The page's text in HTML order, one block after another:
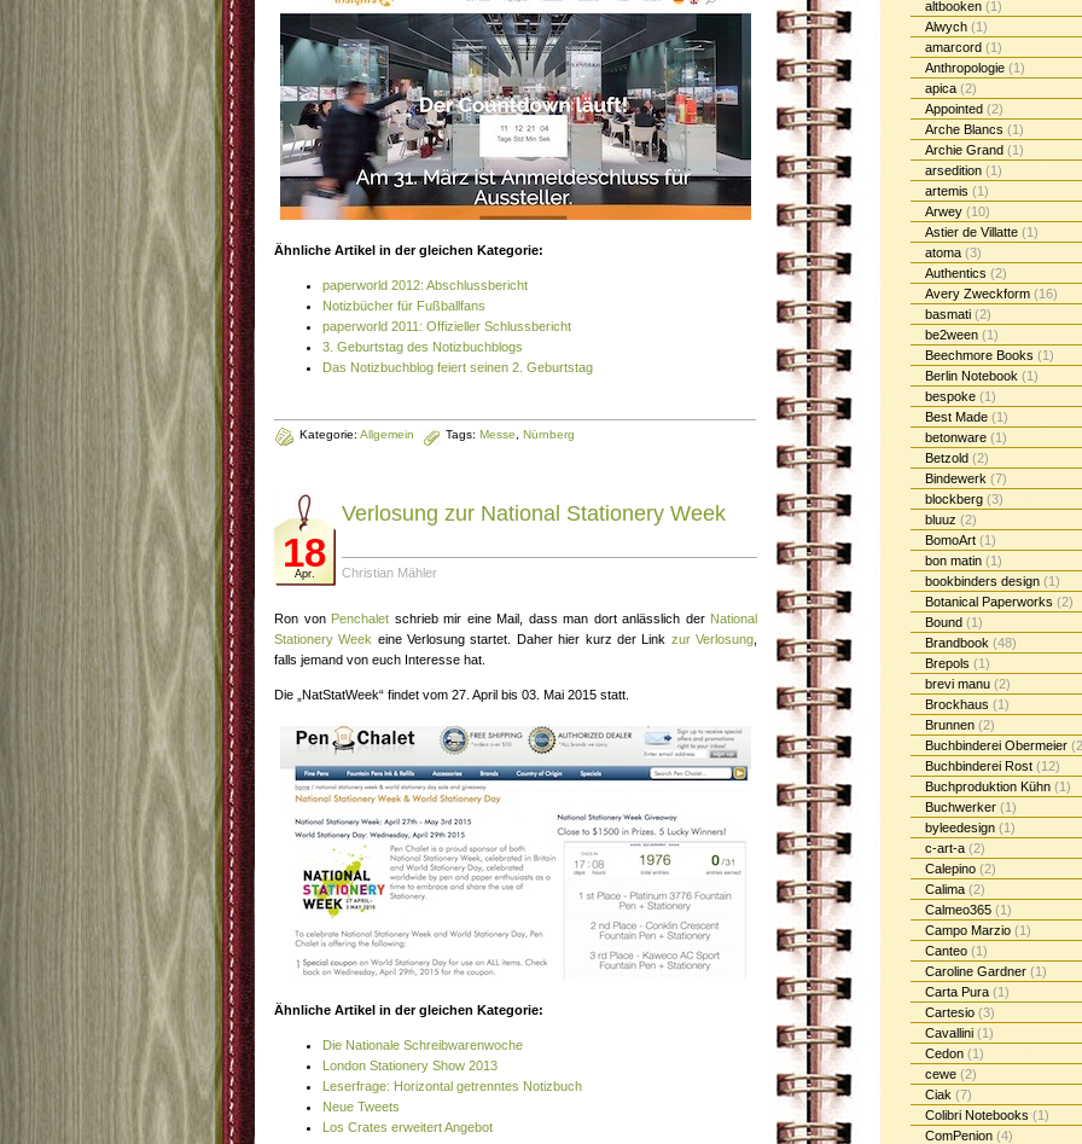
Ähnliche Artikel in der gleichen Kategorie:
paperworld 2012: Abschlussbericht
Notizbücher für Fußballfans
paperworld 2011: Offizieller Schlussbericht
3. Geburtstag des Notizbuchblogs
Das Notizbuchblog feiert seinen 2. Geburtstag
Kategorie: Allgemein Tags: Messe Nürnberg
18
Apr.
Verlosung zur National Stationery Week
Christian Mähler
Ron von Penchalet schrieb mir eine Mail, dass man dort anlässlich der National
Stationery Week eine Verlosung startet. Daher hier kurz der Link zur Verlosung
falls jemand von euch Interesse hat.
Die „NatStatWeek“ findet vom 27. April bis 03. Mai 2015 statt.
Ähnliche Artikel in der gleichen Kategorie:
Die Nationale Schreibwarenwoche
London Stationery Show 2013
Leserfrage: Horizontal getrenntes Notizbuch
Neue Tweets
Los Crates erweitert Angebot
altbooken (1)
Alwych (1)
amarcord (1)
Anthropologie (1)
apica (2)
Appointed (2)
Arche Blancs (1)
Archie Grand (1)
arsedition (1)
artemis (1)
Arwey (10)
Astier de Villatte (1)
atoma (3)
Authentics (2)
Avery Zweckform (16)
basmati (2)
be2ween (1)
Beechmore Books (1)
Berlin Notebook (1)
bespoke (1)
Best Made (1)
betonware (1)
Betzold (2)
Bindewerk (7)
blockberg (3)
bluuz (2)
BomoArt (1)
bon matin (1)
bookbinders design (1)
Botanical Paperworks (2)
Bound (1)
Brandbook (48)
Brepols (1)
brevi manu (2)
Brockhaus (1)
Brunnen (2)
Buchbinderei Obermeier
Buchbinderei Rost (12)
Buchproduktion Kühn (1)
Buchwerker (1)
byleedesign (1)
c-art-a (2)
Calepino (2)
Calima (2)
Calmeo365 (1)
Campo Marzio (1)
Canteo (1)
Caroline Gardner (1)
Carta Pura (1)
Cartesio (3)
Cavallini (1)
Cedon (1)
cewe (2)
Ciak (7)
Colibri Notebooks (1)
ComPenion (4)